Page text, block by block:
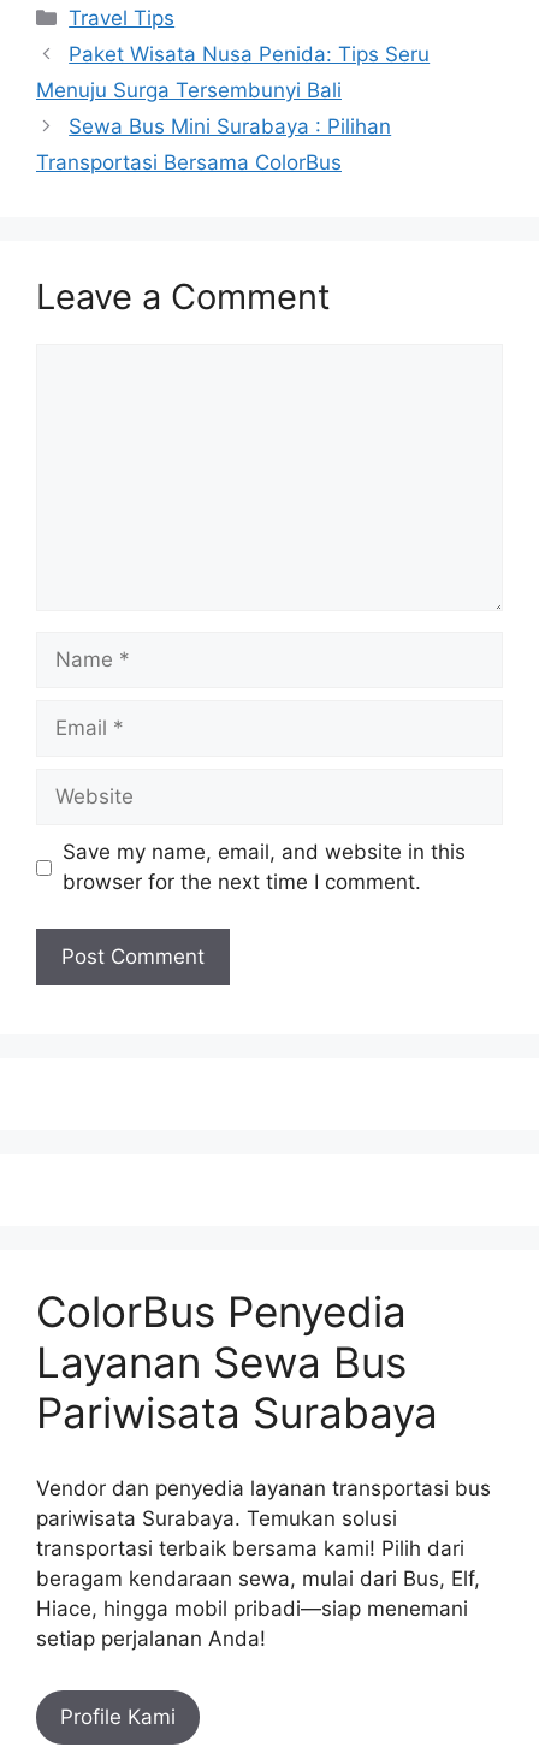
Travel Tips
Paket Wisata Nusa Penida: Tips Seru
Menuju Surga Tersembunyi Bali
Sewa Bus Mini Surabaya : Pilihan
Transportasi Bersama ColorBus
Leave a Comment
Save my name, email, and website in this
browser for the next time I comment.
ColorBus Penyedia
Layanan Sewa Bus
Pariwisata Surabaya
Vendor dan penyedia layanan transportasi bus
pariwisata Surabaya. Temukan solusi
transportasi terbaik bersama kami! Pilih dari
beragam kendaraan sewa, mulai dari Bus, Elf,
Hiace, hingga mobil pribadi—siap menemani
setiap perjalanan Anda!
Profile Kami